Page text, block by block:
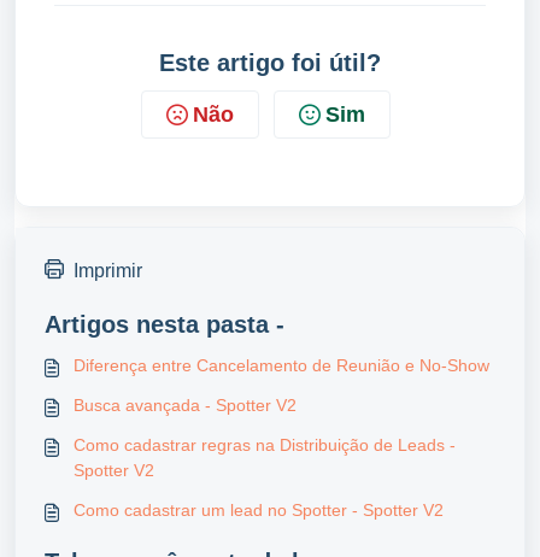
Este artigo foi útil?
Não Sim
Imprimir
Artigos nesta pasta -
Diferença entre Cancelamento de Reunião e No-Show
Busca avançada - Spotter V2
Como cadastrar regras na Distribuição de Leads -
Spotter V2
Como cadastrar um lead no Spotter - Spotter V2